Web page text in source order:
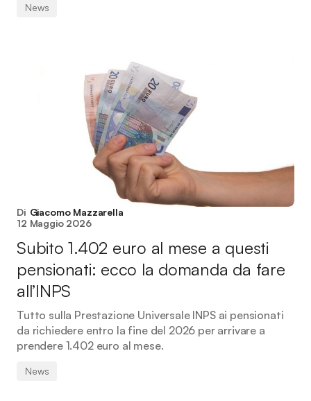
News
Di Giacomo Mazzarella
12 Maggio 2026
Subito 1.402 euro al mese a questi
pensionati: ecco la domanda da fare
all’INPS
Tutto sulla Prestazione Universale INPS ai pensionati
da richiedere entro la fine del 2026 per arrivare a
prendere 1.402 euro al mese.
News